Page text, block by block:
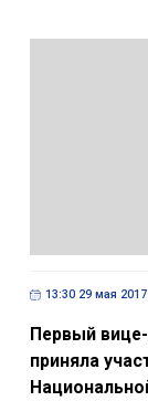
13:30 29 мая 2017
Первый
приняла